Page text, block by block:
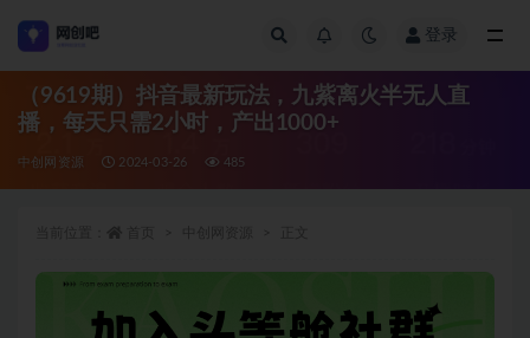
登录
（9619期）抖音最新玩法，九紫离火半无人直
播，每天只需2小时，产出1000+
中创网资源 2024-03-26 485